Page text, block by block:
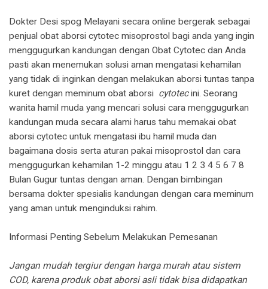
Dokter Desi spog Melayani secara online bergerak sebagai
penjual obat aborsi cytotec misoprostol bagi anda yang ingin
menggugurkan kandungan dengan Obat Cytotec dan Anda
pasti akan menemukan solusi aman mengatasi kehamilan
yang tidak di inginkan dengan melakukan aborsi tuntas tanpa
kuret dengan meminum obat aborsi cytotecini. Seorang
wanita hamil muda yang mencari solusi cara menggugurkan
kandungan muda secara alami harus tahu memakai obat
aborsi cytotec untuk mengatasi ibu hamil muda dan
bagaimana dosis serta aturan pakai misoprostol dan cara
menggugurkan kehamilan 1-2 minggu atau 1 2 3 4 5 6 7 8
Bulan Gugur tuntas dengan aman. Dengan bimbingan
bersama dokter spesialis kandungan dengan cara meminum
yang aman untuk menginduksi rahim.
Informasi Penting Sebelum Melakukan Pemesanan
Jangan mudah tergiur dengan harga murah atau sistem
COD, karena produk obat aborsi asli tidak bisa didapatkan